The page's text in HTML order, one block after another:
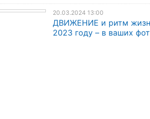
20.03.2024 13:00
ДВИЖЕНИЕ и ритм
2023 году – в ваших